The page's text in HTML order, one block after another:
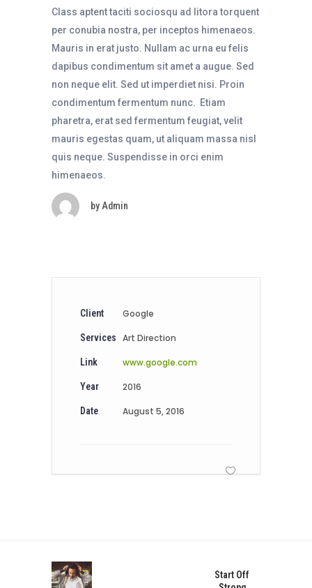
Class aptent taciti sociosqu ad litora torquent
per conubia nostra, per inceptos himenaeos.
Mauris in erat justo. Nullam ac urna eu felis
dapibus condimentum sit amet a augue. Sed
non neque elit. Sed ut imperdiet nisi. Proin
condimentum fermentum nunc. Etiam
pharetra, erat sed fermentum feugiat, velit
mauris egestas quam, ut aliquam massa nisl
quis neque. Suspendisse in orci enim
himenaeos.
by Admin
Client Google
Services Art Direction
Link www.google.com
Year 2016
Date August 5, 2016
Start Off